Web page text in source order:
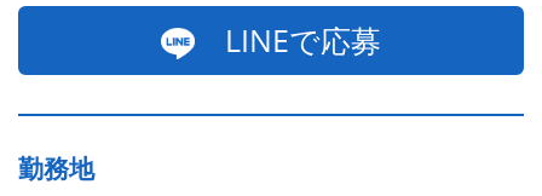
LINEで応募
勤務地